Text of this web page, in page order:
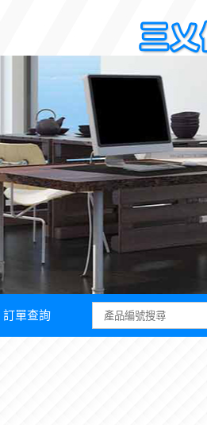
訂單查詢